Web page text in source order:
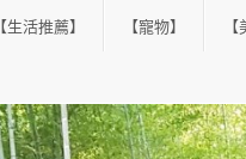
【生活推薦】 【寵物】